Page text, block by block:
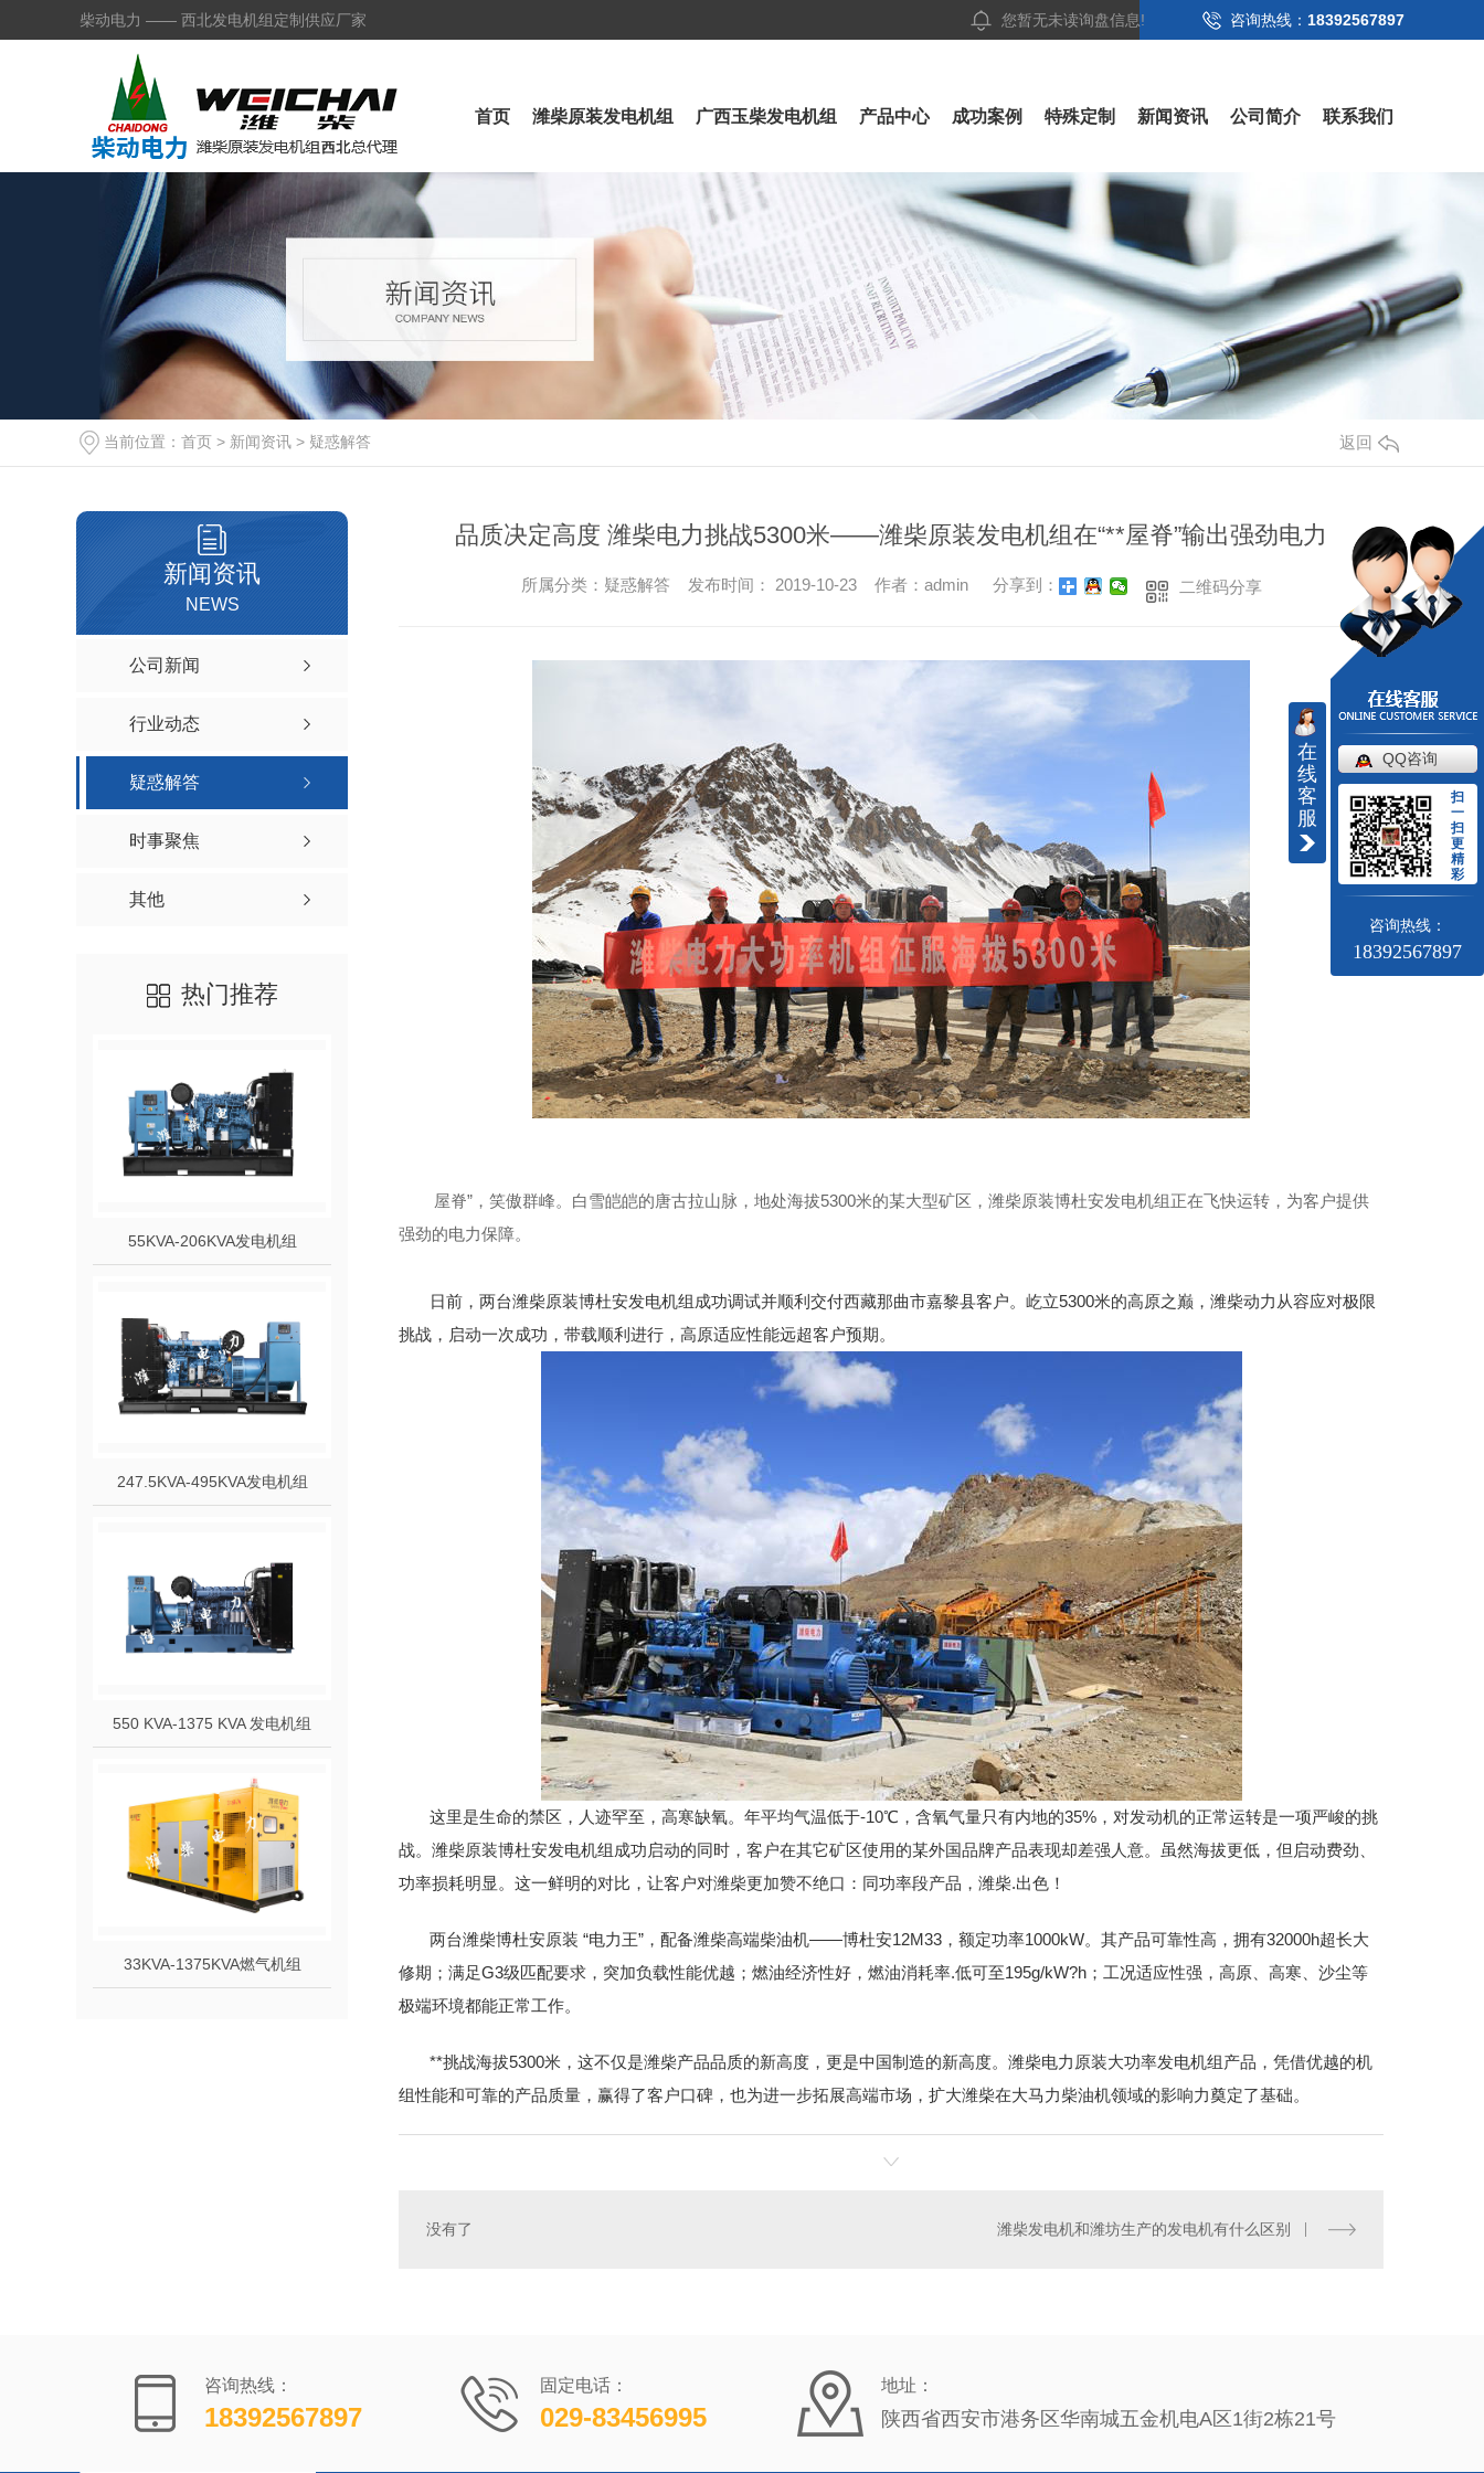
柴动电力 —— 西北发电机组定制供应厂家 您暂无未读询盘信息! 咨询热线： 18392567897
首页 潍柴原装发电机组 广西玉柴发电机组 产品中心 成功案例 特殊定制 新闻资讯 公司简介 联系我们
当前位置： 首页 > 新闻资讯 > 疑惑解答 返回
新闻资讯
NEWS
公司新闻
行业动态
疑惑解答
时事聚焦
其他
热门推荐
55KVA-206KVA发电机组
247.5KVA-495KVA发电机组
550 KVA-1375 KVA 发电机组
33KVA-1375KVA燃气机组
品质决定高度 潍柴电力挑战5300米——潍柴原装发电机组在“**屋脊”输出强劲电力
所属分类：疑惑解答 发布时间： 2019-10-23 作者：admin 分享到： 二维码分享
屋脊”，笑傲群峰。白雪皑皑的唐古拉山脉，地处海拔5300米的某大型矿区，潍柴原装博杜安发电机组正在飞快运转，为客户提供
强劲的电力保障。
日前，两台潍柴原装博杜安发电机组成功调试并顺利交付西藏那曲市嘉黎县客户。屹立5300米的高原之巅，潍柴动力从容应对极限
挑战，启动一次成功，带载顺利进行，高原适应性能远超客户预期。
这里是生命的禁区，人迹罕至，高寒缺氧。年平均气温低于-10℃，含氧气量只有内地的35%，对发动机的正常运转是一项严峻的挑
战。潍柴原装博杜安发电机组成功启动的同时，客户在其它矿区使用的某外国品牌产品表现却差强人意。虽然海拔更低，但启动费劲、
功率损耗明显。这一鲜明的对比，让客户对潍柴更加赞不绝口：同功率段产品，潍柴.出色！
两台潍柴博杜安原装 “电力王”，配备潍柴高端柴油机——博杜安12M33，额定功率1000kW。其产品可靠性高，拥有32000h超长大
修期；满足G3级匹配要求，突加负载性能优越；燃油经济性好，燃油消耗率.低可至195g/kW?h；工况适应性强，高原、高寒、沙尘等
极端环境都能正常工作。
**挑战海拔5300米，这不仅是潍柴产品品质的新高度，更是中国制造的新高度。潍柴电力原装大功率发电机组产品，凭借优越的机
组性能和可靠的产品质量，赢得了客户口碑，也为进一步拓展高端市场，扩大潍柴在大马力柴油机领域的影响力奠定了基础。
没有了 潍柴发电机和潍坊生产的发电机有什么区别
咨询热线：
18392567897
固定电话：
029-83456995
地址：
陕西省西安市港务区华南城五金机电A区1街2栋21号
在
线
客
服
QQ咨询
扫
一
扫
更
精
彩
咨询热线：
18392567897